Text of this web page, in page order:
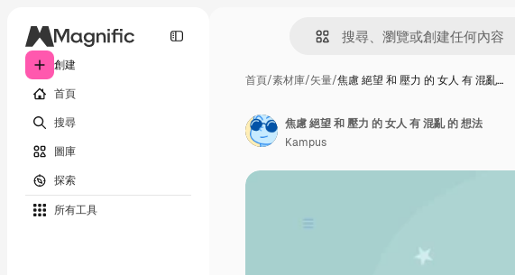
創建
首頁
搜尋
圖庫
探索
所有工具
首頁/素材庫/矢量/焦慮 絕望 和 壓力 的 女人 有 混亂…
焦慮 絕望 和 壓力 的 女人 有 混亂 的 想法
Kampus